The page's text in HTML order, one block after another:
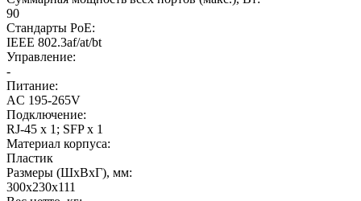
90
Стандарты PoE:
IEEE 802.3af/at/bt
Управление:
-
Питание:
AC 195-265V
Подключение:
RJ-45 x 1; SFP x 1
Материал корпуса:
Пластик
Размеры (ШхВхГ), мм:
300x230x111